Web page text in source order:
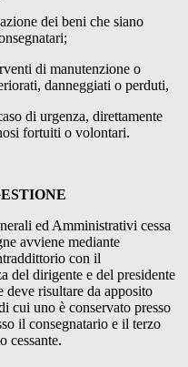
dei beni che siano
di manutenzione o
danneggiati o perduti,
di urgenza, direttamente
fortuiti o volontari.
ed Amministrativi cessa
avviene mediante
con il
del dirigente e del presidente
risultare da apposito
cui uno è conservato presso
il consegnatario e il terzo
cessante.